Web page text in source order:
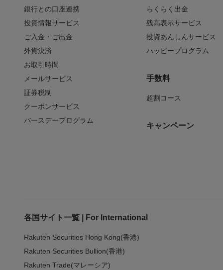
銀行との口座連携
投資情報サービス
ご入金・ご出金
外貨決済
お取引時間
メールサービス
証券税制
クーポンサービス
バースデープログラム
らくらく出金
残高表示サービス
投資あんしんサービス
ハッピープログラム
手数料
超割コース
キャンペーン
各国サイト一覧 | For International
Rakuten Securities Hong Kong(香港)
Rakuten Securities Bullion(香港)
Rakuten Trade(マレーシア)